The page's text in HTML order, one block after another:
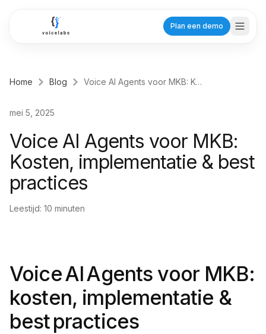
Plan een demo
Tandartsen
Planning voor praktijken
Huisartsen
Advocaten
Juridisch advies
Makelaars
Bel met Robin
(+31) 23 207 70 96
Home Blog Voice AI Agents voor MKB: Kosten, implementatie & best practices
mei 5, 2025
Voice AI Agents voor MKB:
Kosten, implementatie & best
practices
Leestijd: 10 minuten
Voice AI Agents voor MKB:
kosten, implementatie &
best practices